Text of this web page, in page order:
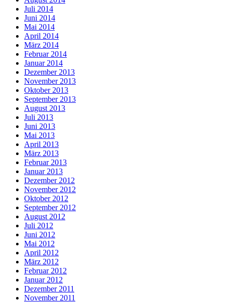
Juli 2014
Juni 2014
Mai 2014
April 2014
März 2014
Februar 2014
Januar 2014
Dezember 2013
November 2013
Oktober 2013
September 2013
August 2013
Juli 2013
Juni 2013
Mai 2013
April 2013
März 2013
Februar 2013
Januar 2013
Dezember 2012
November 2012
Oktober 2012
September 2012
August 2012
Juli 2012
Juni 2012
Mai 2012
April 2012
März 2012
Februar 2012
Januar 2012
Dezember 2011
November 2011